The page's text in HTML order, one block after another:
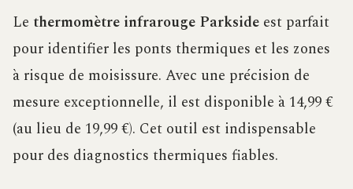
Le thermomètre infrarouge Parkside est parfait
pour identifier les ponts thermiques et les zones
à risque de moisissure. Avec une précision de
mesure exceptionnelle, il est disponible à 14,99 €
(au lieu de 19,99 €). Cet outil est indispensable
pour des diagnostics thermiques fiables.